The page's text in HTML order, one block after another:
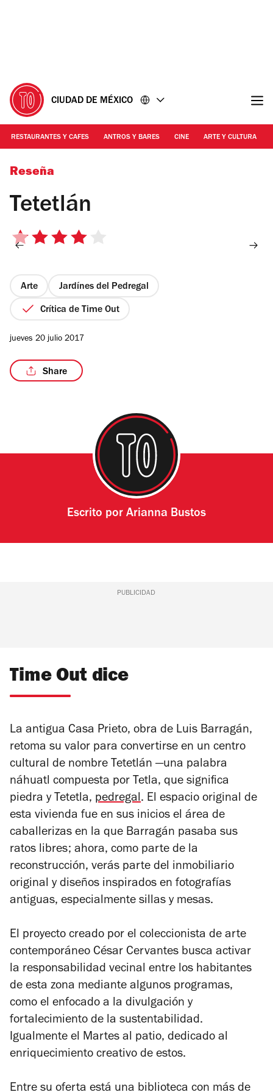
CIUDAD DE MÉXICO
RESTAURANTES Y CAFES ANTROS Y BARES CINE ARTE Y CULTURA
Foto: Alejandra Carbajal
Reseña
Tetetlán
4
estrellas
Arte Jardínes del Pedregal
Crítica de Time Out
jueves 20 julio 2017
Share
Escrito por Arianna Bustos
PUBLICIDAD
Time Out dice
La antigua Casa Prieto, obra de Luis Barragán,
retoma su valor para convertirse en un centro
cultural de nombre Tetetlán —una palabra
náhuatl compuesta por Tetla, que significa
piedra y Tetetla, pedregal. El espacio original de
esta vivienda fue en sus inicios el área de
caballerizas en la que Barragán pasaba sus
ratos libres; ahora, como parte de la
reconstrucción, verás parte del inmobiliario
original y diseños inspirados en fotografías
antiguas, especialmente sillas y mesas.
El proyecto creado por el coleccionista de arte
contemporáneo César Cervantes busca activar
la responsabilidad vecinal entre los habitantes
de esta zona mediante algunos programas,
como el enfocado a la divulgación y
fortalecimiento de la sustentabilidad.
Igualmente el Martes al patio, dedicado al
enriquecimiento creativo de estos.
Entre su oferta está una biblioteca con más de